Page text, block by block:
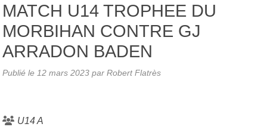
MATCH U14 TROPHEE DU
MORBIHAN CONTRE GJ
ARRADON BADEN
Publié le 12 mars 2023 par Robert Flatrès
U14 A